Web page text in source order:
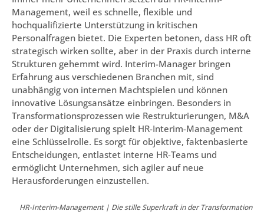
Management, weil es schnelle, flexible und
hochqualifizierte Unterstützung in kritischen
Personalfragen bietet. Die Experten betonen, dass HR oft
strategisch wirken sollte, aber in der Praxis durch interne
Strukturen gehemmt wird. Interim-Manager bringen
Erfahrung aus verschiedenen Branchen mit, sind
unabhängig von internen Machtspielen und können
innovative Lösungsansätze einbringen. Besonders in
Transformationsprozessen wie Restrukturierungen, M&A
oder der Digitalisierung spielt HR-Interim-Management
eine Schlüsselrolle. Es sorgt für objektive, faktenbasierte
Entscheidungen, entlastet interne HR-Teams und
ermöglicht Unternehmen, sich agiler auf neue
Herausforderungen einzustellen.
HR-Interim-Management | Die stille Superkraft in der Transformation